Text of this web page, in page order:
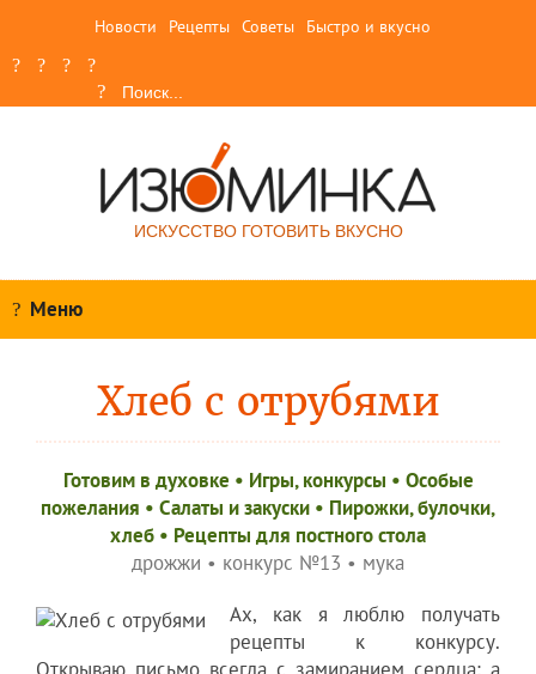
Новости Рецепты Советы Быстро и вкусно
ИСКУССТВО ГОТОВИТЬ ВКУСНО
Меню
Хлеб с отрубями
Готовим в духовке • Игры, конкурсы • Особые
пожелания • Салаты и закуски • Пирожки, булочки,
хлеб • Рецепты для постного стола
дрожжи • конкурс №13 • мука
Ах, как я люблю получать
рецепты к конкурсу.